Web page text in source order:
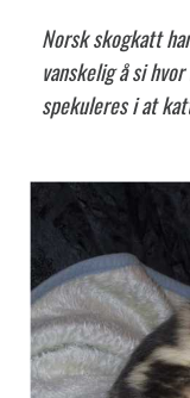
Norsk skogkatt
vanskelig å si
spekuleres i at